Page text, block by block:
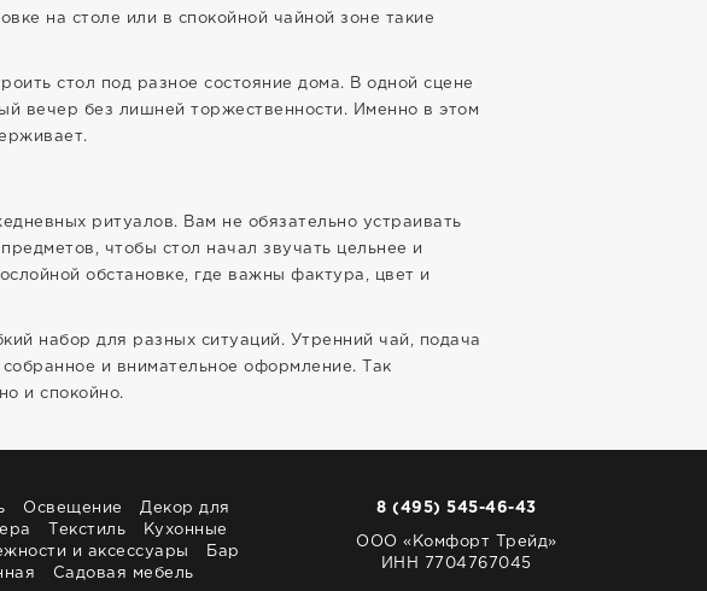
на столе или в спокойной чайной зоне такие
стол под разное состояние дома. В одной сцене
вечер без лишней торжественности. Именно в этом
ритуалов. Вам не обязательно устраивать
чтобы стол начал звучать цельнее и
обстановке, где важны фактура, цвет и
набор для разных ситуаций. Утренний чай, подача
и внимательное оформление. Так
и спокойно.
8 (495) 545-46-43
ООО «Комфорт Трейд»
ИНН 7704767045
Освещение
Декор для
Текстиль
Кухонные
и аксессуары
Бар
Садовая мебель